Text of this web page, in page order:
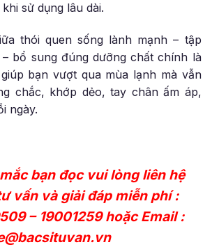
sử dụng lâu dài.
thói quen sống lành mạnh – tập
bổ sung đúng dưỡng chất chính là
bạn vượt qua mùa lạnh mà vẫn
chắc, khớp dẻo, tay chân ấm áp,
ngày.
bạn đọc vui lòng liên hệ
vấn và giải đáp miễn phí :
– 19001259hoặc Email :